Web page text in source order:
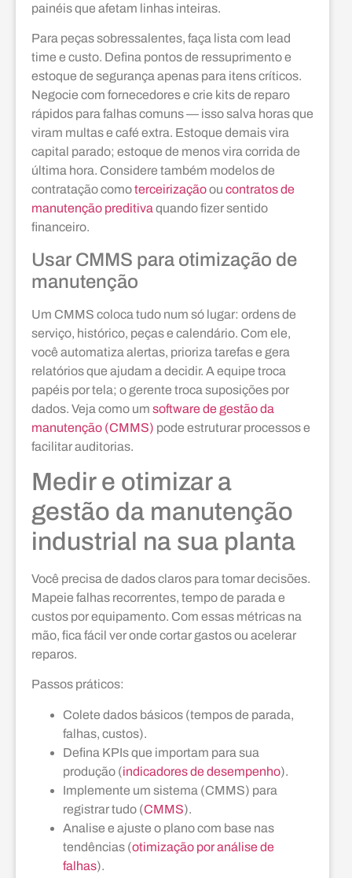
painéis que afetam linhas inteiras.
Para peças sobressalentes, faça lista com lead
time e custo. Defina pontos de ressuprimento e
estoque de segurança apenas para itens críticos.
Negocie com fornecedores e crie kits de reparo
rápidos para falhas comuns — isso salva horas que
viram multas e café extra. Estoque demais vira
capital parado; estoque de menos vira corrida de
última hora. Considere também modelos de
contratação comoterceirizaçãoou contratos de
manutenção preditiva quando fizer sentido
financeiro.
Usar CMMS para otimização de
manutenção
Um CMMS coloca tudo num só lugar: ordens de
serviço, histórico, peças e calendário. Com ele,
você automatiza alertas, prioriza tarefas e gera
relatórios que ajudam a decidir. A equipe troca
papéis por tela; o gerente troca suposições por
dados. Veja como um software de gestão da
manutenção (CMMS) pode estruturar processos e
facilitar auditorias.
Medir e otimizar a
gestão da manutenção
industrial na sua planta
Você precisa de dados claros para tomar decisões.
Mapeie falhas recorrentes, tempo de parada e
custos por equipamento. Com essas métricas na
mão, fica fácil ver onde cortar gastos ou acelerar
reparos.
Passos práticos:
Colete dados básicos (tempos de parada,
falhas, custos).
Defina KPIs que importam para sua
produção (indicadores de desempenho).
Implemente um sistema (CMMS) para
registrar tudo (CMMS).
Analise e ajuste o plano com base nas
tendências (otimização por análise de
falhas).